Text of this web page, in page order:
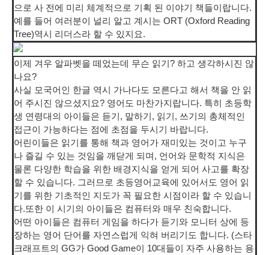
으로 사 전에 미리 체계적으로 기획 된 이야기 책들이랍니다.
예를 들어 여러분이 널리 알고 계시는 ORT (Oxford Reading
Tree)역시 리더스라 할 수 있지요.
이제 겨우 알파벳을 떼었는데 무슨 읽기? 하고 생각하시진 않
나요?
사실 모국어인 한글 역시 가나다도 모른다고 해서 책을 안 읽
어 주시진 않으셨지요? 영어도 마찬가지랍니다. 특히 초등학
생 연령대의 아이들은 듣기, 말하기, 읽기, 쓰기의 총체적인
접근이 가능하다는 점에 초점을 두시기 바랍니다.
어린이들은 읽기를 통해 책과 영어가 재미있는 것이고 누구
나 즐길 수 있는 것임을 깨닫게 되며, 언어와 문학적 지식은
물론 다양한 학습을 위한 배경지식을 얻게 되어 사고를 확장
할 수 있습니다. 그러므로 초등영어교육에 있어서도 영어 읽
기를 위한 기초적인 지도가 꼭 필요한 시점이라 할 수 있습니
다.또한 이 시기의 아이들은 컴퓨터와 매우 친숙합니다.
어떤 아이들은 컴퓨터 게임을 하다가 듣기와 모니터 상에 등
장하는 영어 단어를 자연스럽게 익혀 버리기도 합니다. (스타
크래프트의 GG가 Good Game이 10대들이 자주 사용하는 용